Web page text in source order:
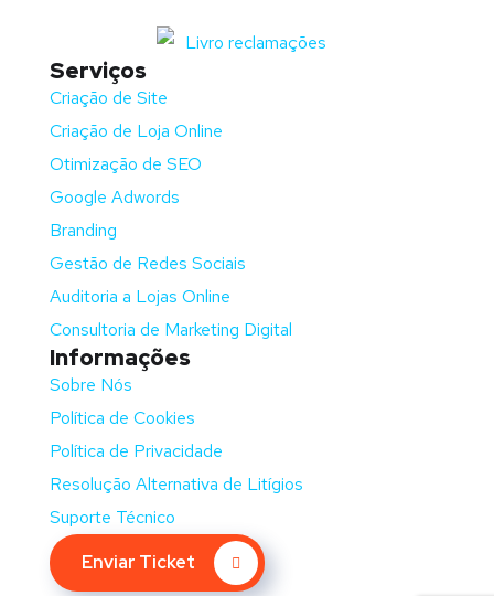
Serviços
Criação de Site
Criação de Loja Online
Otimização de SEO
Google Adwords
Branding
Gestão de Redes Sociais
Auditoria a Lojas Online
Consultoria de Marketing Digital
Informações
Sobre Nós
Política de Cookies
Política de Privacidade
Resolução Alternativa de Litígios
Suporte Técnico
Enviar Ticket